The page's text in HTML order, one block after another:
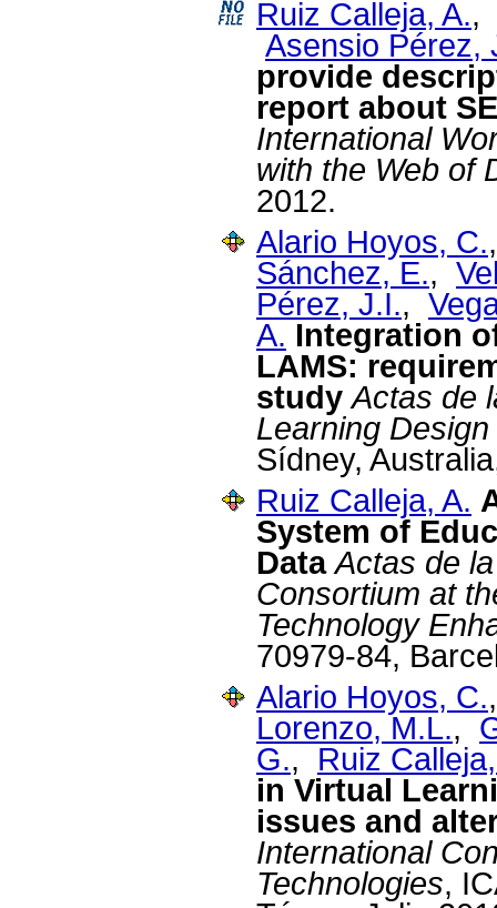
Ruiz Calleja, A.,
Asensio Pérez,
provide
report about
International
with the Web of
2012.
Alario Hoyos, C.
Sánchez, E.,
Pérez, J.I.,
A. Integration
LAMS:
study Actas de
Learning
Sídney,
Ruiz Calleja, A.
System of
Data Actas de
Consortium at
Technology
70979-84,
Alario Hoyos, C.
Lorenzo, M.L.,
G., Ruiz
in Virtual
issues and
International
Technologies,